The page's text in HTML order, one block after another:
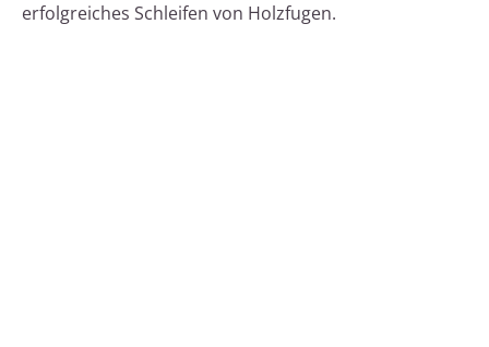
erfolgreiches Schleifen von Holzfugen.